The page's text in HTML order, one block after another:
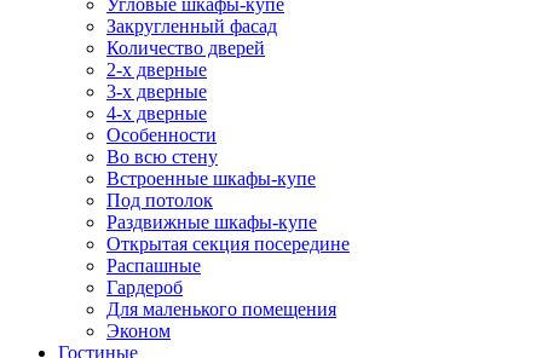
Угловые шкафы-купе
Закругленный фасад
Количество дверей
2-х дверные
3-х дверные
4-х дверные
Особенности
Во всю стену
Встроенные шкафы-купе
Под потолок
Раздвижные шкафы-купе
Открытая секция посередине
Распашные
Гардероб
Для маленького помещения
Эконом
Гостиные